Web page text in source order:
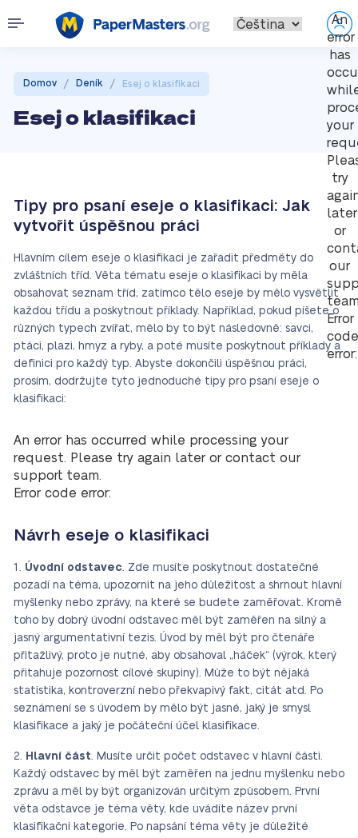
An
error
has
your
try
later
or
our
Error
code
error:
Domov / Deník / Esej o klasifikaci
Esej o klasifikaci
Tipy pro psaní eseje o klasifikaci: Jak
vytvořit úspěšnou práci
Hlavním cílem eseje o klasifikaci je zařadit předměty do
zvláštních tříd. Věta tématu eseje o klasifikaci by měla
obsahovat seznam tříd, zatímco tělo eseje by mělo vysvětlit
každou třídu a poskytnout příklady. Například, pokud píšete o
různých typech zvířat, mělo by to být následovně: savci,
ptáci, plazi, hmyz a ryby, a poté musíte poskytnout příklady a
definici pro každý typ. Abyste dokončili úspěšnou práci,
prosím, dodržujte tyto jednoduché tipy pro psaní eseje o
klasifikaci:
An error has occurred while processing your
request. Please try again later or contact our
support team.
Error code error:
Návrh eseje o klasifikaci
1. Úvodní odstavec. Zde musíte poskytnout dostatečné
pozadí na téma, upozornit na jeho důležitost a shrnout hlavní
myšlenky nebo zprávy, na které se budete zaměřovat. Kromě
toho by dobrý úvodní odstavec měl být zaměřen na silný a
jasný argumentativní tezis. Úvod by měl být pro čtenáře
přitažlivý, proto je nutné, aby obsahoval „háček“ (výrok, který
přitahuje pozornost cílové skupiny). Může to být nějaká
statistika, kontroverzní nebo překvapivý fakt, citát atd. Po
seznámení se s úvodem by mělo být jasné, jaký je smysl
klasifikace a jaký je počáteční účel klasifikace.
2. Hlavní část. Musíte určit počet odstavec v hlavní části.
Každý odstavec by měl být zaměřen na jednu myšlenku nebo
zprávu a měl by být organizován určitým způsobem. První
věta odstavce je téma věty, kde uvádíte název první
klasifikační kategorie. Po napsání téma věty je důležité